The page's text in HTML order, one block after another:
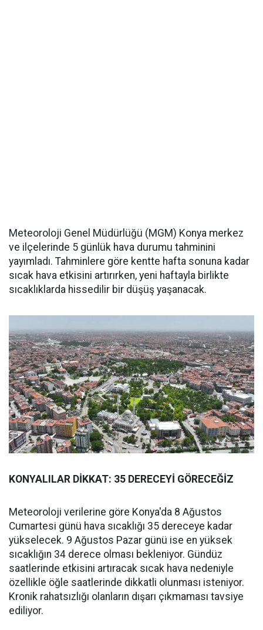
Meteoroloji Genel Müdürlüğü (MGM) Konya merkez
ve ilçelerinde 5 günlük hava durumu tahminini
yayımladı. Tahminlere göre kentte hafta sonuna kadar
sıcak hava etkisini artırırken, yeni haftayla birlikte
sıcaklıklarda hissedilir bir düşüş yaşanacak.
KONYALILAR DİKKAT: 35 DERECEYİ GÖRECEĞİZ
Meteoroloji verilerine göre Konya'da 8 Ağustos
Cumartesi günü hava sıcaklığı 35 dereceye kadar
yükselecek. 9 Ağustos Pazar günü ise en yüksek
sıcaklığın 34 derece olması bekleniyor. Gündüz
saatlerinde etkisini artıracak sıcak hava nedeniyle
özellikle öğle saatlerinde dikkatli olunması isteniyor.
Kronik rahatsızlığı olanların dışarı çıkmaması tavsiye
ediliyor.